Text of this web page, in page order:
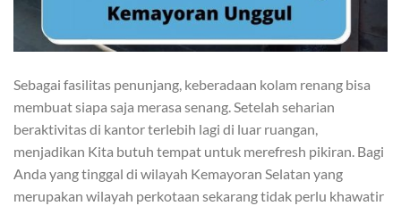
Sebagai fasilitas penunjang, keberadaan kolam renang bisa
membuat siapa saja merasa senang. Setelah seharian
beraktivitas di kantor terlebih lagi di luar ruangan,
menjadikan Kita butuh tempat untuk merefresh pikiran. Bagi
Anda yang tinggal di wilayah Kemayoran Selatan yang
merupakan wilayah perkotaan sekarang tidak perlu khawatir